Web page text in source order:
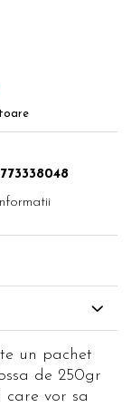
un pachet
de 250gr
vor sa